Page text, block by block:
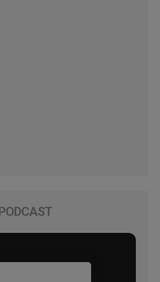
PODCAST